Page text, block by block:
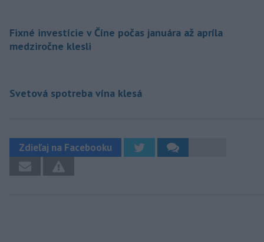
Fixné investície v Číne počas januára až apríla
medziročne klesli
Svetová spotreba vína klesá
Zdieľaj na Facebooku